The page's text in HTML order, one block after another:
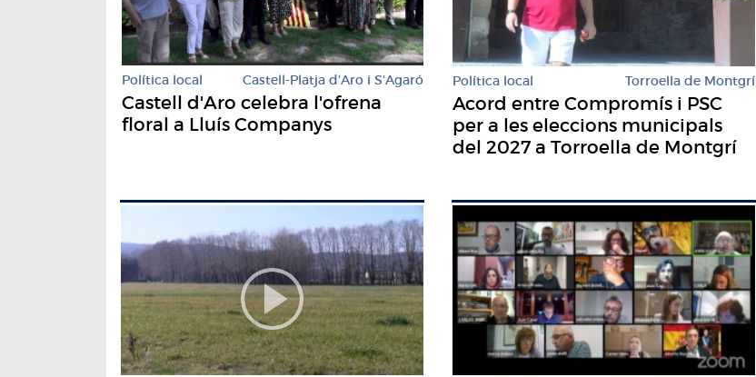
Política local Castell-Platja d'Aro i S'Agaró
Castell d'Aro celebra l'ofrena
floral a Lluís Companys
Política local Torroella de Montgrí
Acord entre Compromís i PSC
per a les eleccions municipals
del 2027 a Torroella de Montgrí